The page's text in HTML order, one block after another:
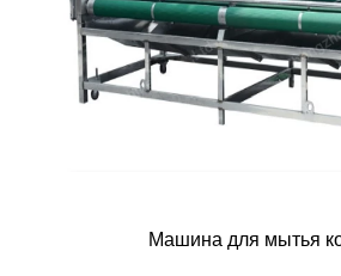
Машина для мытья